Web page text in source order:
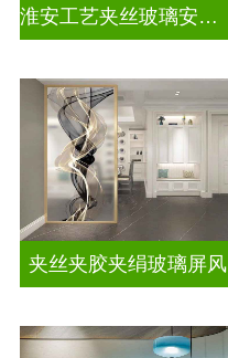
淮安工艺夹丝玻璃安装电话
夹丝夹胶夹绢玻璃屏风